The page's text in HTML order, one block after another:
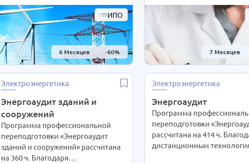
ИПО
6 Месяцев -60%
согласно своим предпочтениям.
При Вашем желании длительность
курса может быть экстерном
СОКРАЩЕНА В 2 РАЗА!
Подробности уточняйте по
телефону на сайте или отправьте
нам заявку для консультации.
7 Месяцев
обучения студенты
согласно своим
При Вашем желании
курса может быть экстерном
СОКРАЩЕНА В 2 РАЗА!
Подробности уточняйте по
нам заявку для
Электроэнергетика
Энергоаудит зданий и
сооружений
Программа профессиональной
переподготовки «Энергоаудит
зданий и сооружений» рассчитана
на 360 ч. Благодаря
Электроэнергетика
Энергоаудит
Программа
переподготовки
рассчитана на 414 ч.
дистанционным